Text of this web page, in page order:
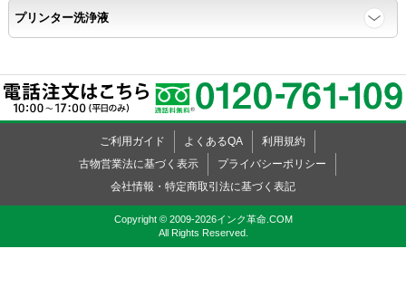
飛び散り
標準カラーサンプル /
互換性テストサンプルを印刷する。
印刷の仕上がりが精細で均一であり、
インクの飛び散りもない。
プリンター洗浄液
ご利用ガイド よくあるQA
利用規約
古物営業法に基づく表示
プライバシーポリシー
会社情報・特定商取引法に基づく表記
Copyright © 2009-2026インク革命.COM
All Rights Reserved.